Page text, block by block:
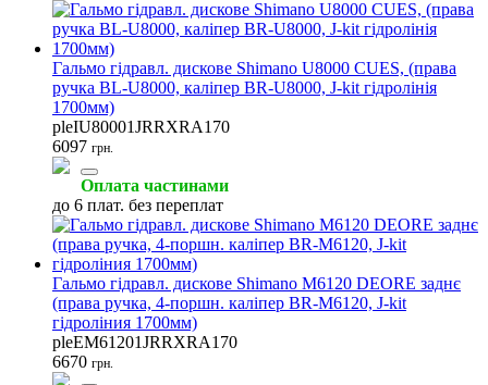
Гальмо гідравл. дискове Shimano U8000 CUES, (права
ручка BL-U8000, каліпер BR-U8000, J-kit гідролінія
1700мм)
pleIU80001JRRXRA170
6097 грн.
Оплата частинами
до 6 плат. без переплат
Гальмо гідравл. дискове Shimano M6120 DEORE заднє
(права ручка, 4-поршн. каліпер BR-M6120, J-kit
гідроліния 1700мм)
pleEM61201JRRXRA170
6670 грн.